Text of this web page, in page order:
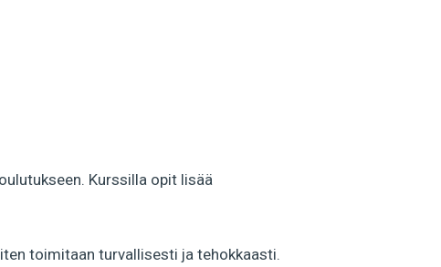
Kurssilla opit lisää
toimitaan turvallisesti ja tehokkaasti.